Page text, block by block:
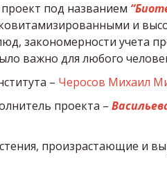
под названием
и
закономерности учета
важно для любого
– Черосов Михаил
проекта –
произрастающие и